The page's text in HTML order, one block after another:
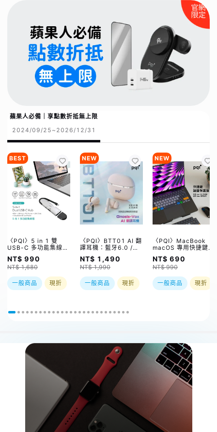
蘋果人必備｜享點數折抵無上限
2024/09/25~2026/12/31
BEST
〈PQI〉5 in 1 雙
USB-C 多功能集線器
（限量加贈｜U988
class 10 Micro SD
記憶卡 64GB，附 SD
轉卡）
NT$ 990
NT$ 1,680
一般商品 現折
NEW
〈PQI〉BTT01 AI 翻
譯耳機：藍牙6.0 /
21種語言 / 6種翻譯
模式
NT$ 1,490
NT$ 1,990
一般商品 現折
NEW
〈PQI〉MacBook
macOS 專用快捷鍵鍵
盤保護膜｜超薄水洗矽
膠、60+組快捷鍵、
全面防潑水 (限美式鍵
盤)
NT$ 690
NT$ 990
一般商品 現折